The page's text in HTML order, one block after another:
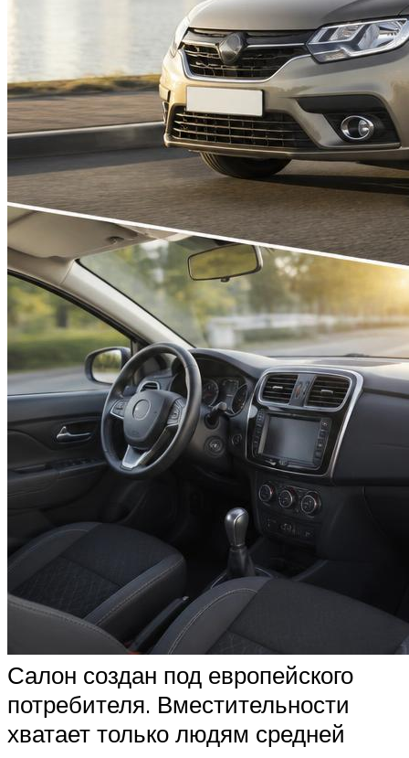
Салон создан под европейского
потребителя. Вместительности
хватает только людям средней